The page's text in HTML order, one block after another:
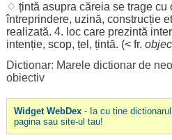
♢ țintă asupra căreia se tragecu
întreprindere, uzină, construcție
realizată. 4. loccare prezintă
intenție, scop, țel , țintă. (< fr.
Dictionar: Marele dictionar de
obiectiv
Widget WebDex- Ia cu tine
pagina sau site-ul tau!